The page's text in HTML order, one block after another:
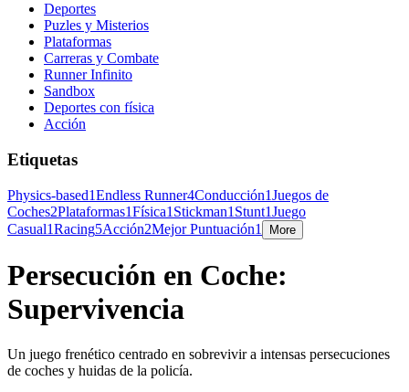
Deportes
Puzles y Misterios
Plataformas
Carreras y Combate
Runner Infinito
Sandbox
Deportes con física
Acción
Etiquetas
Physics-based1Endless Runner4Conducción1Juegos de
Coches2Plataformas1Física1 Stickman1 Stunt1Juego
Casual1Racing5Acción2Mejor Puntuación1 More
Persecución en Coche:
Supervivencia
Un juego frenético centrado en sobrevivir a intensas persecuciones
de coches y huidas de la policía.